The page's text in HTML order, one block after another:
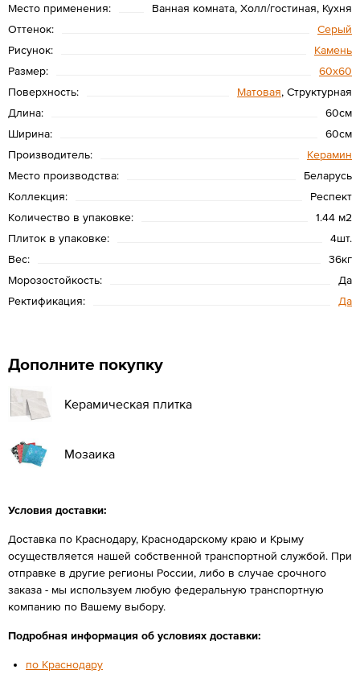
Место применения:
Ванная комната, Холл/гостиная, Кухня
Оттенок:
Серый
Рисунок:
Камень
Размер:
60х60
Поверхность:
Матовая, Структурная
Длина:
60см
Ширина:
60см
Производитель:
Керамин
Место производства:
Беларусь
Коллекция:
Респект
Количество в упаковке:
1.44 м2
Плиток в упаковке:
4шт.
Вес:
36кг
Морозостойкость:
Да
Ректификация:
Да
Дополните покупку
Керамическая плитка
Мозаика
Условия доставки:
Доставка по Краснодару, Краснодарскому краю и Крыму
осуществляется нашей собственной транспортной службой. При
отправке в другие регионы России, либо в случае срочного
заказа - мы используем любую федеральную транспортную
компанию по Вашему выбору.
Подробная информация об условиях доставки:
по Краснодару